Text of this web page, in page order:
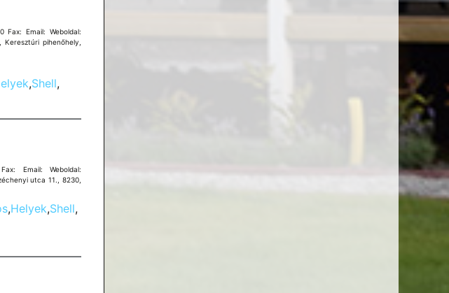
Fax: Email: Weboldal:
Keresztúri pihenőhely,
,Shell,
Fax: Email: Weboldal:
utca 11., 8230,
,Helyek,Shell,